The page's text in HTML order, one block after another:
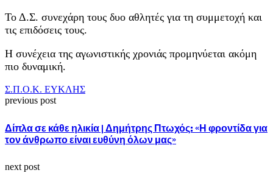
Το Δ.Σ. συνεχάρη τους δυο αθλητές για τη συμμετοχή και
τις επιδόσεις τους.
Η συνέχεια της αγωνιστικής χρονιάς προμηνύεται ακόμη
πιο δυναμική.
Σ.Π.Ο.Κ. ΕΥΚΛΗΣ
previous post
Δίπλα σε κάθε ηλικία | Δημήτρης Πτωχός: «Η φροντίδα για
τον άνθρωπο είναι ευθύνη όλων μας»
next post